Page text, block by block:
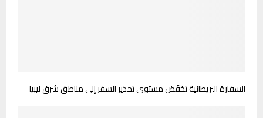
السفارة البريطانية تخفّض مستوى تحذير السفر إلى مناطق شرق ليبيا